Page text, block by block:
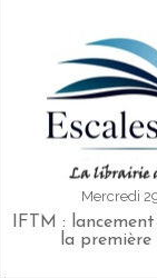
Mercredi
IFTM :
la